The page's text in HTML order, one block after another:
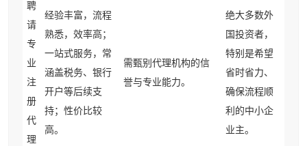
聘
请
专
业
注
册
代
理
经验丰富，流程
熟悉，效率高；
一站式服务，常
涵盖税务、银行
开户等后续支
持；性价比较
高。
需甄别代理机构的信
誉与专业能力。
绝大多数外
国投资者，
特别是希望
省时省力、
确保流程顺
利的中小企
业主。